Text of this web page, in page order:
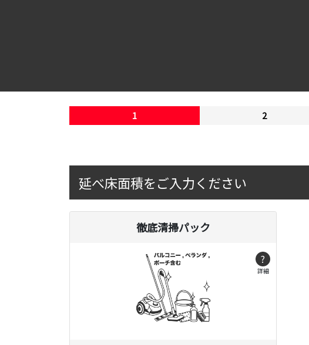
1 2
延べ床面積をご入力ください
徹底清掃パック
?
詳細